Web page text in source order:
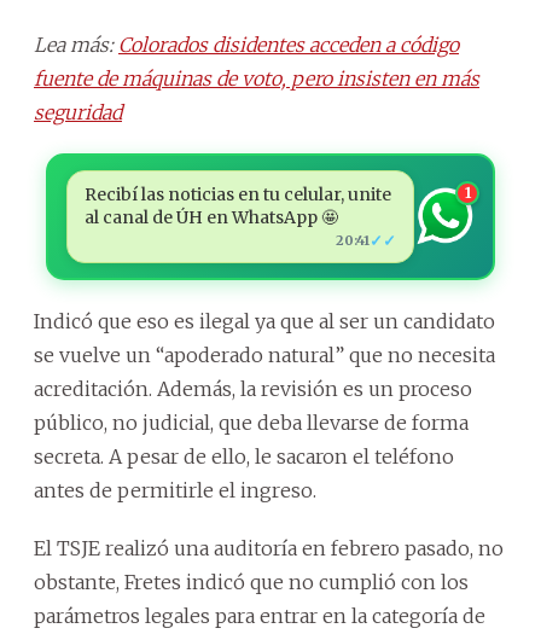
Lea más: Colorados disidentes acceden a código
fuente de máquinas de voto, pero insisten en más
seguridad
Recibí las noticias en tu celular, unite
al canal de ÚH en WhatsApp 🤩
20:41 ✓✓
1
Indicó que eso es ilegal ya que al ser un candidato
se vuelve un “apoderado natural” que no necesita
acreditación. Además, la revisión es un proceso
público, no judicial, que deba llevarse de forma
secreta. A pesar de ello, le sacaron el teléfono
antes de permitirle el ingreso.
El TSJE realizó una auditoría en febrero pasado, no
obstante, Fretes indicó que no cumplió con los
parámetros legales para entrar en la categoría de